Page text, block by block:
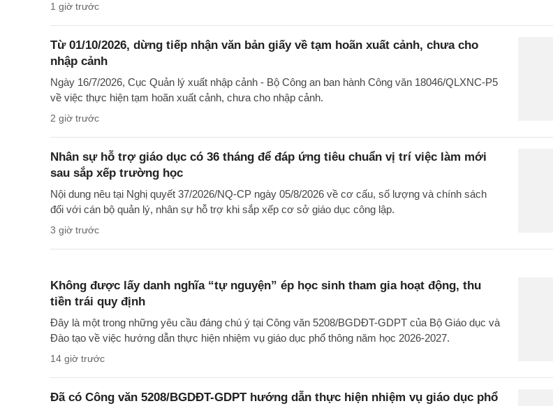
1 giờ trước
Từ 01/10/2026, dừng tiếp nhận văn bản giấy về tạm hoãn xuất cảnh, chưa cho
nhập cảnh
Ngày 16/7/2026, Cục Quản lý xuất nhập cảnh - Bộ Công an ban hành Công văn 18046/QLXNC-P5
về việc thực hiện tạm hoãn xuất cảnh, chưa cho nhập cảnh.
2 giờ trước
Nhân sự hỗ trợ giáo dục có 36 tháng để đáp ứng tiêu chuẩn vị trí việc làm mới
sau sắp xếp trường học
Nội dung nêu tại Nghị quyết 37/2026/NQ-CP ngày 05/8/2026 về cơ cấu, số lượng và chính sách
đối với cán bộ quản lý, nhân sự hỗ trợ khi sắp xếp cơ sở giáo dục công lập.
3 giờ trước
Không được lấy danh nghĩa “tự nguyện” ép học sinh tham gia hoạt động, thu
tiền trái quy định
Đây là một trong những yêu cầu đáng chú ý tại Công văn 5208/BGDĐT-GDPT của Bộ Giáo dục và
Đào tạo về việc hướng dẫn thực hiện nhiệm vụ giáo dục phổ thông năm học 2026-2027.
14 giờ trước
Đã có Công văn 5208/BGDĐT-GDPT hướng dẫn thực hiện nhiệm vụ giáo dục phổ